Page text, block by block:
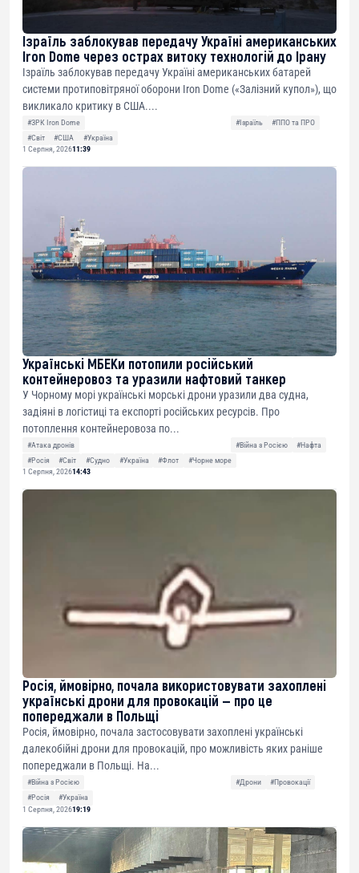
Ізраїль заблокував передачу Україні американських
Iron Dome через острах витоку технологій до Ірану
Ізраїль заблокував передачу Україні американських батарей
системи протиповітряної оборони Iron Dome («Залізний купол»), що
викликало критику в США....
#ЗРК Iron Dome #Ізраїль
#ППО та ПРО
#Світ
#США
#Україна
1 Серпня, 202611:39
Українські МБЕКи потопили російський
контейнеровоз та уразили нафтовий танкер
У Чорному морі українські морські дрони уразили два судна,
задіяні в логістиці та експорті російських ресурсів. Про
потоплення контейнеровоза по...
#Атака дронів #Війна з Росією
#Нафта
#Росія
#Світ #Судно #Україна #Флот
#Чорне море
1 Серпня, 202614:43
Росія, ймовірно, почала використовувати захоплені
українські дрони для провокацій — про це
попереджали в Польщі
Росія, ймовірно, почала застосовувати захоплені українські
далекобійні дрони для провокацій, про можливість яких раніше
попереджали в Польщі. На...
#Війна з Росією #Дрони
#Провокації
#Росія
#Україна
1 Серпня, 202619:19